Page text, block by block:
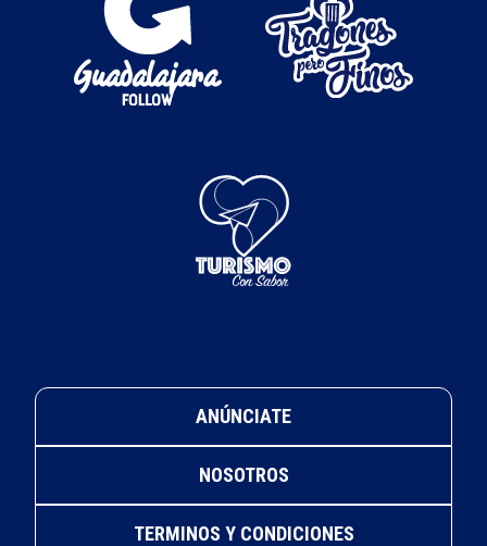
ANÚNCIATE
NOSOTROS
TERMINOS Y CONDICIONES